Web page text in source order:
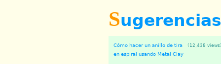
Sugerencias
(12,438
Cómo hacer un anillo de tira
en espiral usando Metal Clay